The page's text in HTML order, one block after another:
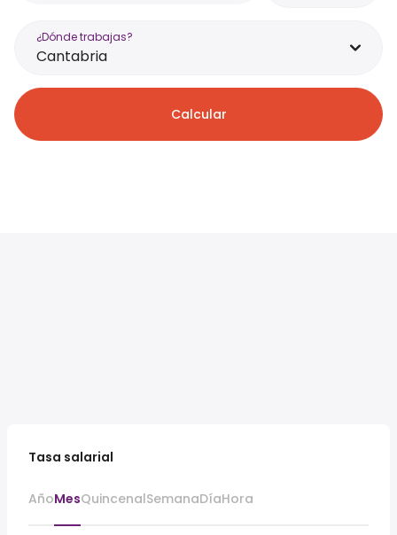
¿Dónde trabajas?
Cantabria
Calcular
Tasa salarial
AñoMesQuincenalSemanaDíaHora